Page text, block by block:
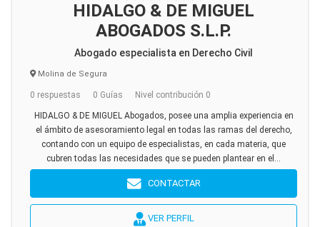
HIDALGO & DE MIGUEL
ABOGADOS S.L.P.
Abogado especialista en Derecho Civil
Molina de Segura
0 respuestas 0 Guías Nivel contribución 0
HIDALGO & DE MIGUEL Abogados, posee una amplia experiencia en
el ámbito de asesoramiento legal en todas las ramas del derecho,
contando con un equipo de especialistas, en cada materia, que
cubren todas las necesidades que se pueden plantear en el...
CONTACTAR
VER PERFIL